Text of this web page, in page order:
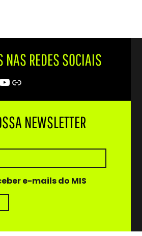
NAS REDES SOCIAIS
Youtube
Trip Advisor
NEWSLETTER
e-mails do MIS